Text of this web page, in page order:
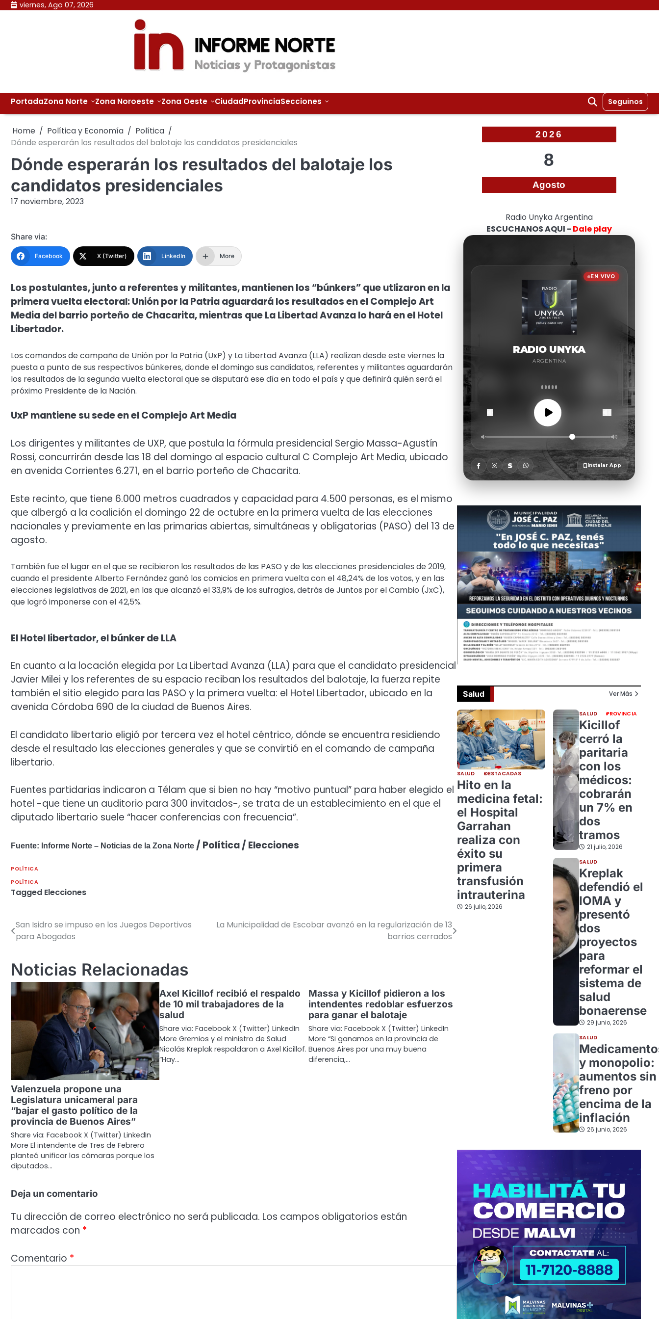
Skip viernes, Ago 07, 2026
PortadaZona Norte Zona Noroeste Zona Oeste CiudadProvinciaSecciones Seguinos
Home Política y Economía
Política
Dónde esperarán los resultados del balotaje los candidatos presidenciales
Dónde esperarán los resultados del balotaje los
candidatos presidenciales
17 noviembre, 2023
Share via:
Facebook X (Twitter) LinkedIn More
Los postulantes, junto a referentes y militantes, mantienen los “búnkers” que utlizaron en la
primera vuelta electoral: Unión por la Patria aguardará los resultados en el Complejo Art
Media del barrio porteño de Chacarita, mientras que La Libertad Avanza lo hará en el Hotel
Libertador.
Los comandos de campaña de Unión por la Patria (UxP) y La Libertad Avanza (LLA) realizan desde este viernes la
puesta a punto de sus respectivos búnkeres, donde el domingo sus candidatos, referentes y militantes aguardarán
los resultados de la segunda vuelta electoral que se disputará ese día en todo el país y que definirá quién será el
próximo Presidente de la Nación.
UxP mantiene su sede en el Complejo Art Media
Los dirigentes y militantes de UXP, que postula la fórmula presidencial Sergio Massa-Agustín
Rossi, concurrirán desde las 18 del domingo al espacio cultural C Complejo Art Media, ubicado
en avenida Corrientes 6.271, en el barrio porteño de Chacarita.
Este recinto, que tiene 6.000 metros cuadrados y capacidad para 4.500 personas, es el mismo
que albergó a la coalición el domingo 22 de octubre en la primera vuelta de las elecciones
nacionales y previamente en las primarias abiertas, simultáneas y obligatorias (PASO) del 13 de
agosto.
También fue el lugar en el que se recibieron los resultados de las PASO y de las elecciones presidenciales de 2019,
cuando el presidente Alberto Fernández ganó los comicios en primera vuelta con el 48,24% de los votos, y en las
elecciones legislativas de 2021, en las que alcanzó el 33,9% de los sufragios, detrás de Juntos por el Cambio (JxC),
que logró imponerse con el 42,5%.
El Hotel libertador, el búnker de LLA
En cuanto a la locación elegida por La Libertad Avanza (LLA) para que el candidato presidencial
Javier Milei y los referentes de su espacio reciban los resultados del balotaje, la fuerza repite
también el sitio elegido para las PASO y la primera vuelta: el Hotel Libertador, ubicado en la
avenida Córdoba 690 de la ciudad de Buenos Aires.
El candidato libertario eligió por tercera vez el hotel céntrico, dónde se encuentra residiendo
desde el resultado las elecciones generales y que se convirtió en el comando de campaña
libertario.
Fuentes partidarias indicaron a Télam que si bien no hay “motivo puntual” para haber elegido el
hotel -que tiene un auditorio para 300 invitados-, se trata de un establecimiento en el que el
diputado libertario suele “hacer conferencias con frecuencia”.
Fuente: Informe Norte – Noticias de la Zona Norte / Política / Elecciones
POLÍTICA
POLÍTICA
Tagged Elecciones
Navegación
de
entradas
San Isidro se impuso en los Juegos Deportivos
para Abogados
La Municipalidad de Escobar avanzó en la regularización de 13
barrios cerrados
Noticias Relacionadas
Valenzuela propone una
Legislatura unicameral para
“bajar el gasto político de la
provincia de Buenos Aires”
Share via: Facebook X (Twitter) LinkedIn
More El intendente de Tres de Febrero
planteó unificar las cámaras porque los
diputados…
Axel Kicillof recibió el respaldo
de 10 mil trabajadores de la
salud
Share via: Facebook X (Twitter) LinkedIn
More Gremios y el ministro de Salud
Nicolás Kreplak respaldaron a Axel Kicillof.
“Hay…
Massa y Kicillof pidieron a los
intendentes redoblar esfuerzos
para ganar el balotaje
Share via: Facebook X (Twitter) LinkedIn
More “Si ganamos en la provincia de
Buenos Aires por una muy buena
diferencia,…
Deja un comentario
Tu dirección de correo electrónico no será publicada. Los campos obligatorios están
marcados con *
Comentario *
2026
8
Agosto
Radio Unyka Argentina
ESCUCHANOS AQUI - Dale play
Salud Ver Más
SALUD DESTACADAS
Hito en la
medicina fetal:
el Hospital
Garrahan
realiza con
éxito su
primera
transfusión
intrauterina
26 julio, 2026
SALUD PROVINCIA
Kicillof
cerró la
paritaria
con los
médicos:
cobrarán
un 7% en
dos
tramos
21 julio, 2026
SALUD
Kreplak
defendió el
IOMA y
presentó
dos
proyectos
para
reformar el
sistema de
salud
bonaerense
29 junio, 2026
SALUD
y monopolio:
aumentos sin
freno por
encima de la
inflación
26 junio, 2026